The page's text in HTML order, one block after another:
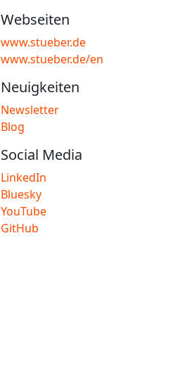
Webseiten
www.stueber.de
www.stueber.de/en
Neuigkeiten
Newsletter
Blog
Social Media
LinkedIn
Bluesky
YouTube
GitHub